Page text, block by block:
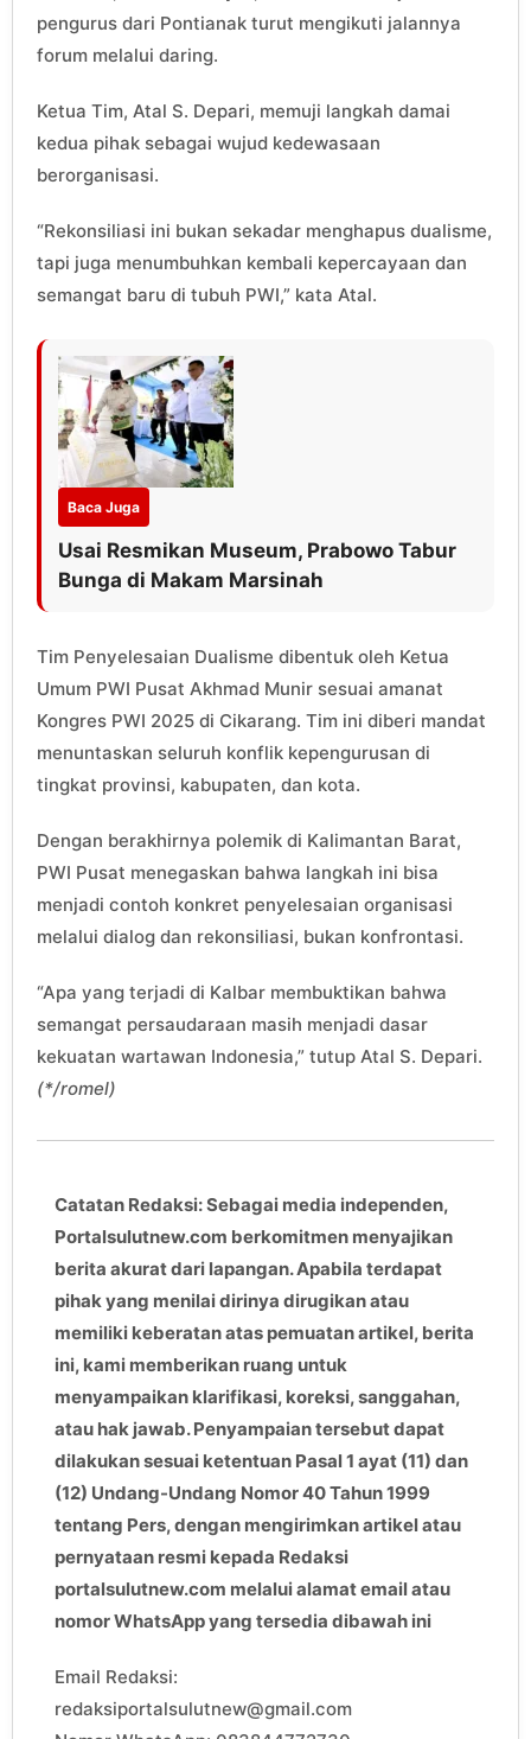
pengurus dari Pontianak turut mengikuti jalannya
forum melalui daring.
Ketua Tim, Atal S. Depari, memuji langkah damai
kedua pihak sebagai wujud kedewasaan
berorganisasi.
“Rekonsiliasi ini bukan sekadar menghapus dualisme,
tapi juga menumbuhkan kembali kepercayaan dan
semangat baru di tubuh PWI,” kata Atal.
Baca Juga
Usai Resmikan Museum, Prabowo Tabur
Bunga di Makam Marsinah
Tim Penyelesaian Dualisme dibentuk oleh Ketua
Umum PWI Pusat Akhmad Munir sesuai amanat
Kongres PWI 2025 di Cikarang. Tim ini diberi mandat
menuntaskan seluruh konflik kepengurusan di
tingkat provinsi, kabupaten, dan kota.
Dengan berakhirnya polemik di Kalimantan Barat,
PWI Pusat menegaskan bahwa langkah ini bisa
menjadi contoh konkret penyelesaian organisasi
melalui dialog dan rekonsiliasi, bukan konfrontasi.
“Apa yang terjadi di Kalbar membuktikan bahwa
semangat persaudaraan masih menjadi dasar
kekuatan wartawan Indonesia,” tutup Atal S. Depari.
(*/romel)
Catatan Redaksi: Sebagai media independen,
Portalsulutnew.com berkomitmen menyajikan
berita akurat dari lapangan. Apabila terdapat
pihak yang menilai dirinya dirugikan atau
memiliki keberatan atas pemuatan artikel, berita
ini, kami memberikan ruang untuk
menyampaikan klarifikasi, koreksi, sanggahan,
atau hak jawab. Penyampaian tersebut dapat
dilakukan sesuai ketentuan Pasal 1 ayat (11) dan
(12) Undang-Undang Nomor 40 Tahun 1999
tentang Pers, dengan mengirimkan artikel atau
pernyataan resmi kepada Redaksi
portalsulutnew.com melalui alamat email atau
nomor WhatsApp yang tersedia dibawah ini
Email Redaksi:
redaksiportalsulutnew@gmail.com